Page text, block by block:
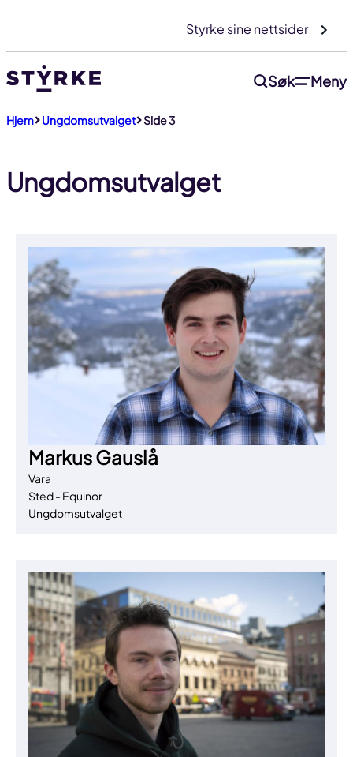
innhold
Styrke sine nettsider
Søk Meny
Hjem Ungdomsutvalget Side 3
Ungdomsutvalget
Markus Gauslå
Vara
Sted - Equinor
Ungdomsutvalget